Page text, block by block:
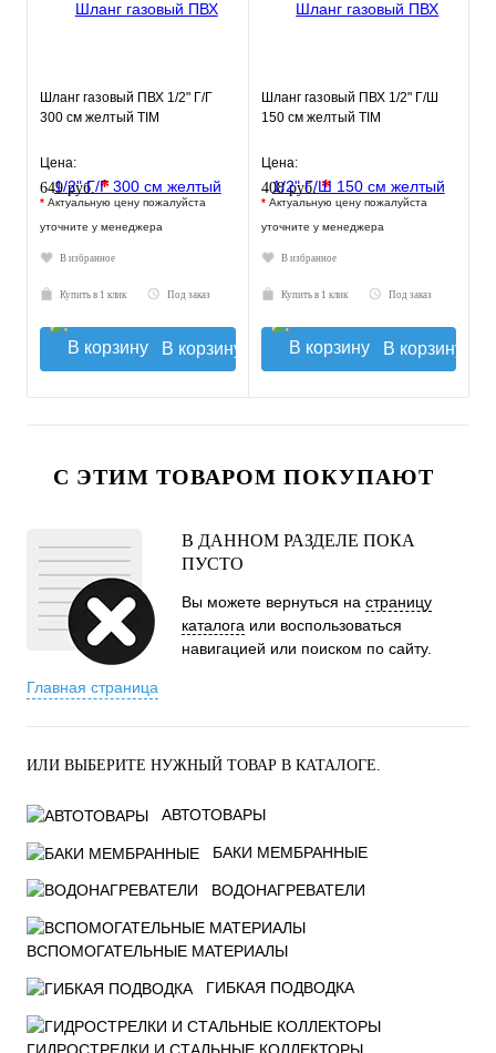
Шланг газовый ПВХ 1/2" Г/Г
300 см желтый TIM
Цена:
649 руб.*
* Актуальную цену пожалуйста
уточните у менеджера
В избранное
Купить в 1 клик Под заказ
В корзину
Шланг газовый ПВХ 1/2" Г/Ш
150 см желтый TIM
Цена:
408 руб.*
* Актуальную цену пожалуйста
уточните у менеджера
В избранное
Купить в 1 клик Под заказ
В корзину
С ЭТИМ ТОВАРОМ ПОКУПАЮТ
В ДАННОМ РАЗДЕЛЕ ПОКА
ПУСТО
Вы можете вернуться на страницу
каталога или воспользоваться
навигацией или поиском по сайту.
Главная страница
ИЛИ ВЫБЕРИТЕ НУЖНЫЙ ТОВАР В КАТАЛОГЕ.
АВТОТОВАРЫ
БАКИ МЕМБРАННЫЕ
ВОДОНАГРЕВАТЕЛИ
ВСПОМОГАТЕЛЬНЫЕ МАТЕРИАЛЫ
ГИБКАЯ ПОДВОДКА
ГИДРОСТРЕЛКИ И СТАЛЬНЫЕ КОЛЛЕКТОРЫ